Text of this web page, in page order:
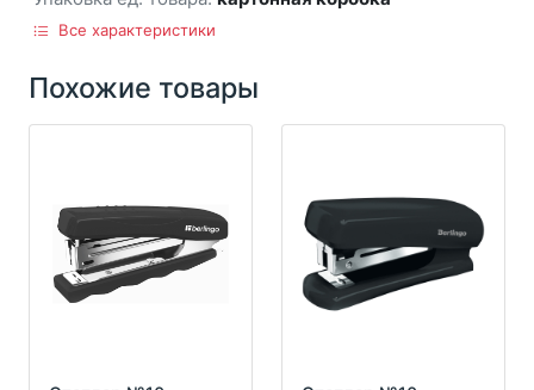
Все характеристики
Похожие товары